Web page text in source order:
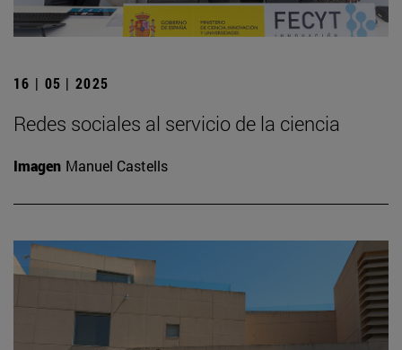
16 | 05 | 2025
Redes sociales al servicio de la ciencia
Imagen Manuel Castells